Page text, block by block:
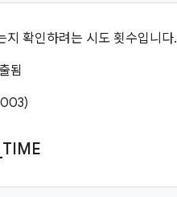
지 확인하려는 시도 횟수입니다.
됨
TIME